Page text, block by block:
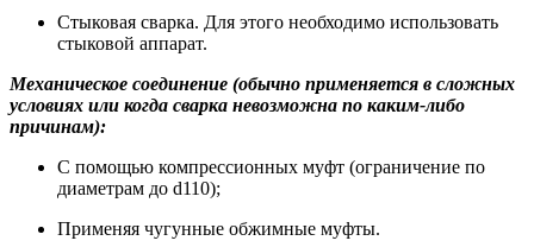
Стыковая сварка. Для этого необходимо использовать
стыковой аппарат.
Механическое соединение (обычно применяется в сложных
условиях или когда сварка невозможна по каким-либо
причинам):
С помощью компрессионных муфт (ограничение по
диаметрам до d110);
Применяя чугунные обжимные муфты.